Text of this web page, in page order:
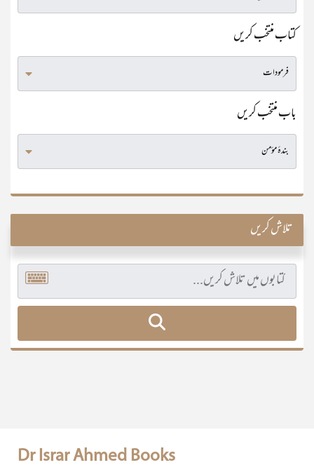
کتاب منتخب کریں
باب منتخب کریں
تلاش کریں
Dr Israr Ahmed Books